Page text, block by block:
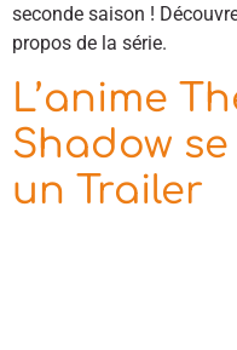
seconde saison !
propos de la série.
L’anime
Shadow
un Trailer